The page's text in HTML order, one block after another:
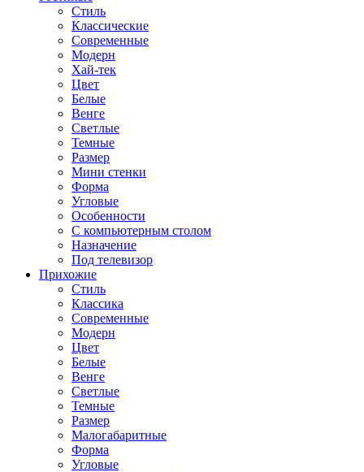
Стиль
Классические
Современные
Модерн
Хай-тек
Цвет
Белые
Венге
Светлые
Темные
Размер
Мини стенки
Форма
Угловые
Особенности
С компьютерным столом
Назначение
Под телевизор
Прихожие
Стиль
Классика
Современные
Модерн
Цвет
Белые
Венге
Светлые
Темные
Размер
Малогабаритные
Форма
Угловые